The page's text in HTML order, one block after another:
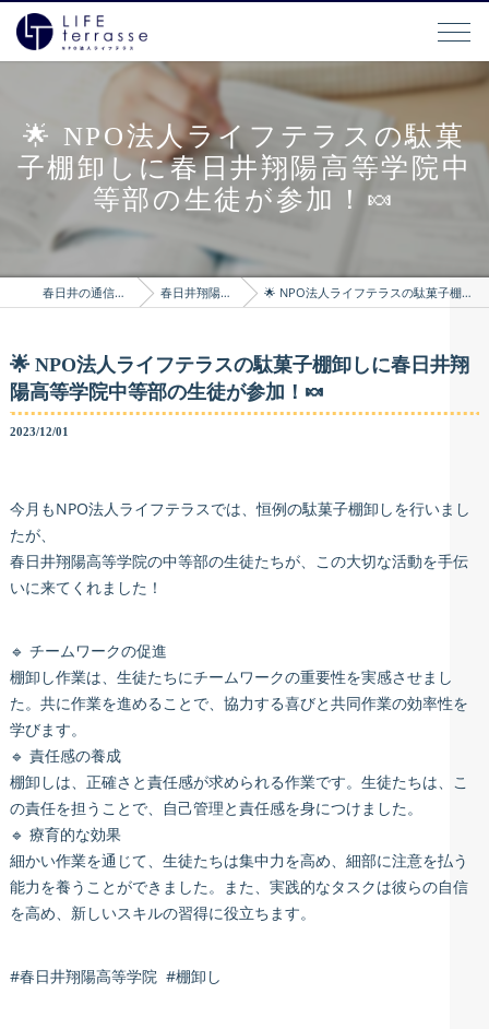
🌟 NPO法人ライフテラスの駄菓
子棚卸しに春日井翔陽高等学院中
等部の生徒が参加！🍬
春日井の通信制高校はLIFEterrasse 春日井翔陽高等学院のブログ 🌟 NPO法人ライフテラスの駄菓子棚卸しに春日井翔陽高等学院中等部の生徒が参加！🍬
🌟 NPO法人ライフテラスの駄菓子棚卸しに春日井翔
陽高等学院中等部の生徒が参加！🍬
2023/12/01
今月もNPO法人ライフテラスでは、恒例の駄菓子棚卸しを行いまし
たが、
春日井翔陽高等学院の中等部の生徒たちが、この大切な活動を手伝
いに来てくれました！
🔹 チームワークの促進
棚卸し作業は、生徒たちにチームワークの重要性を実感させまし
た。共に作業を進めることで、協力する喜びと共同作業の効率性を
学びます。
🔹 責任感の養成
棚卸しは、正確さと責任感が求められる作業です。生徒たちは、こ
の責任を担うことで、自己管理と責任感を身につけました。
🔹 療育的な効果
細かい作業を通じて、生徒たちは集中力を高め、細部に注意を払う
能力を養うことができました。また、実践的なタスクは彼らの自信
を高め、新しいスキルの習得に役立ちます。
#春日井翔陽高等学院 #棚卸し